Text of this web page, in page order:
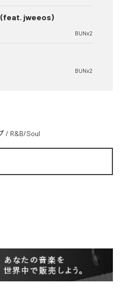
(feat. jweeos)
BUNx2
BUNx2
/ R&B/Soul